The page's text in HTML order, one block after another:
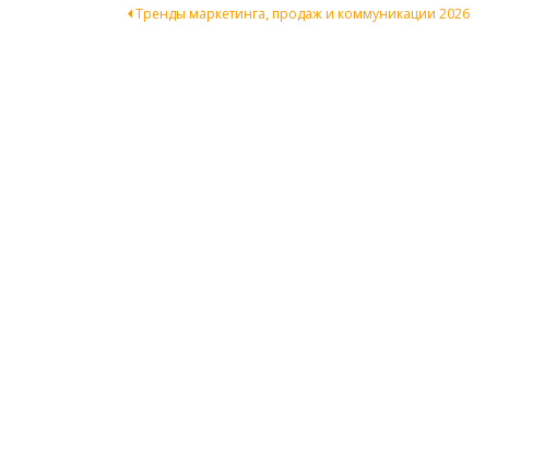
Навигация
Тренды маркетинга, продаж и коммуникации 2026